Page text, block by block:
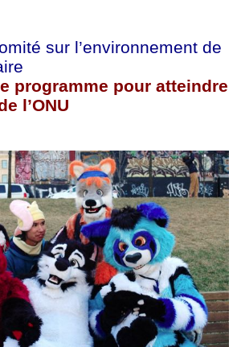
sur l’environnement de
programme pour atteindre
l’ONU